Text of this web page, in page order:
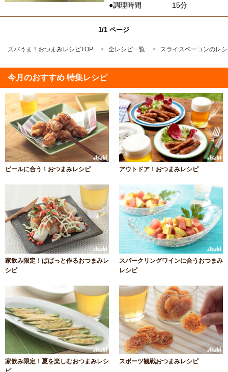
●調理時間
15分
1/1 ページ
ズバうま！おつまみレシピTOP 全レシピ一覧 スライスベーコンのレ
今月のおすすめ 特集レシピ
ビールに合う！おつまみレシピ アウトドア！おつまみレシピ
家飲み限定！ぱぱっと作るおつまみレ
シピ
スパークリングワインに合うおつまみ
レシピ
家飲み限定！夏を楽しむおつまみレシ
スポーツ観戦おつまみレシピ